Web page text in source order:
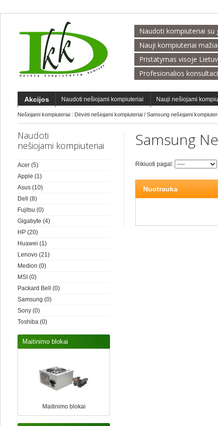
Naudoti kompiuteriai su
Nauji kompiuteriai
Pristatymas visoje
Profesionalios
Akcijos Naudoti nešiojami kompiuteriai Nauji nešiojami
Nešiojami kompiuteriai : Dėvėti nešiojami kompiuteriai / Samsung nešiojami
Naudoti
nešiojami kompiuteriai
Acer (5)
Apple (1)
Asus (10)
Dell
(8)
Fujitsu (0)
Gigabyte (4)
HP (20)
Huawei (1)
Lenovo (21)
Medion (0)
MSI (0)
Packard Bell
(0)
Samsung (0)
Sony (0)
Toshiba (0)
Maitinimo blokai
Maitinimo blokai
Samsung
Rikiuoti pagal:
Nuotrauka